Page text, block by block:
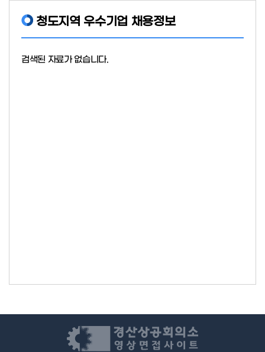
청도지역 우수기업 채용정보
검색된 자료가 없습니다.